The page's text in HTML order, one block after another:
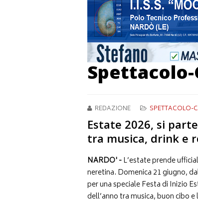
REDAZIONE SPETTACOLO-
Estate 2026, si
tra musica, drink e
NARDO' -L’estate prende
neretina. Domenica 21 giugno,
per una speciale Festa di Inizio
dell’anno tra musica, buon cibo